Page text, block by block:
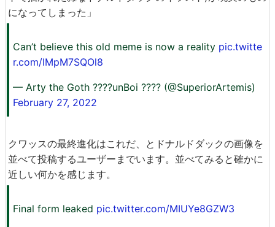
になってしまった」
Can’t believe this old meme is now a reality pic.twitte
r.com/lMpM7SQOl8
— Arty the Goth ????unBoi ???? (@SuperiorArtemis)
February 27, 2022
クワッスの最終進化はこれだ、とドナルドダックの画像を
並べて投稿するユーザーまでいます。並べてみると確かに
近しい何かを感じます。
Final form leaked pic.twitter.com/MIUYe8GZW3